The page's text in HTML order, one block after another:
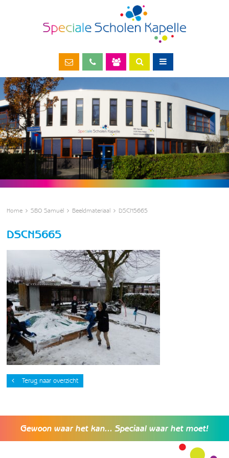
Home SBO Samuël Beeldmateriaal DSCN5665
DSCN5665
Terug naar overzicht
Gewoon waar het kan... Speciaal waar het moet!